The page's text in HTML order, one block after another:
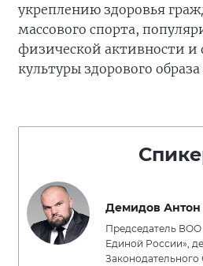
укреплению здоровья
массового спорта,
физической активности
культуры здорового
Демидов Антон
Председатель
Единой России»,